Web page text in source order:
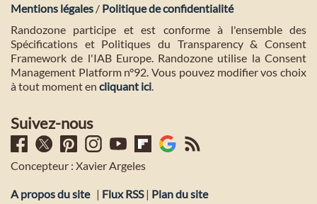
Mentions légales / Politique de confidentialité
Randozone participe et est conforme à l'ensemble des
Spécifications et Politiques du Transparency & Consent
Framework de l'IAB Europe. Randozone utilise la Consent
Management Platform n°92. Vous pouvez modifier vos choix
à tout moment en cliquant ici.
Suivez-nous
Concepteur : Xavier Argeles
A propos du site | Flux RSS| Plan du site